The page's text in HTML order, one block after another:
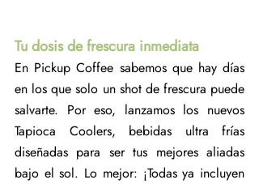
Tu dosis de frescura inmediata
En Pickup Coffee sabemos que hay días
en los que solo un shot de frescura puede
salvarte. Por eso, lanzamos los nuevos
Tapioca Coolers, bebidas ultra frías
diseñadas para ser tus mejores aliadas
bajo el sol. Lo mejor: ¡Todas ya incluyen